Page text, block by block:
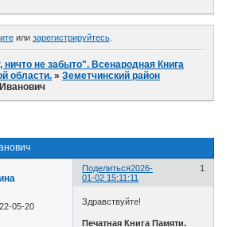
или зарегистрируйтесь.
ничто не забыто". Всенародная Книга
области. »Земетчинский район
Поделиться 1
2026-
01-02 15:11:11
05-20
Здравствуйте!
Печатная Книга Памяти.